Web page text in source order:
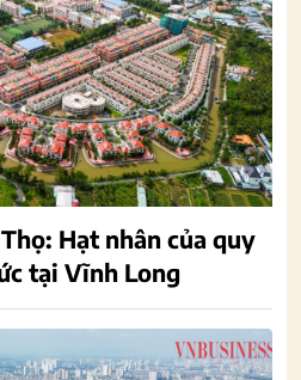
Hạt nhân của quy
tại Vĩnh Long